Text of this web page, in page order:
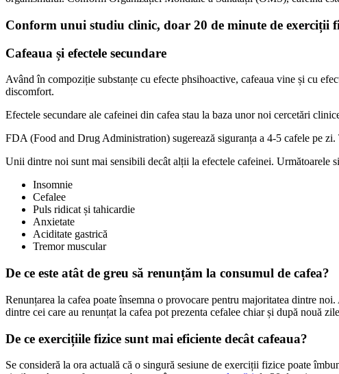
Conform unui studiu clinic, doar 20 de minute de exerciții
Cafeaua și efectele secundare
Având în compoziție substanțe cu efecte phsihoactive, cafeaua vine și cu
discomfort.
Efectele secundare ale cafeinei din cafea stau la baza unor noi cercetări
FDA (Food and Drug Administration) sugerează siguranța a 4-5 cafele pe
Unii dintre noi sunt mai sensibili decât alții la efectele cafeinei. Următoarele
Insomnie
Cefalee
Puls ridicat și tahicardie
Anxietate
Aciditate gastrică
Tremor muscular
De ce este atât de greu să renunțăm la consumul de cafea?
Renunțarea la cafea poate însemna o provocare pentru majoritatea dintre
dintre cei care au renunțat la cafea pot prezenta cefalee chiar și după nouă
De ce exercițiile fizice sunt mai eficiente decât cafeaua?
Se consideră la ora actuală că o singură sesiune de exerciții fizice poate